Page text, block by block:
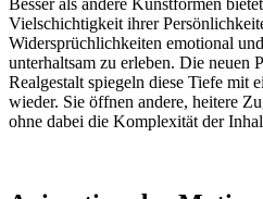
Vielschichtigkeit ihrer
Widersprüchlichkeiten emotional
unterhaltsam zu erleben. Die neuen
Realgestalt spiegeln diese Tiefe mit
wieder. Sie öffnen andere, heitere
ohne dabei die Komplexität der